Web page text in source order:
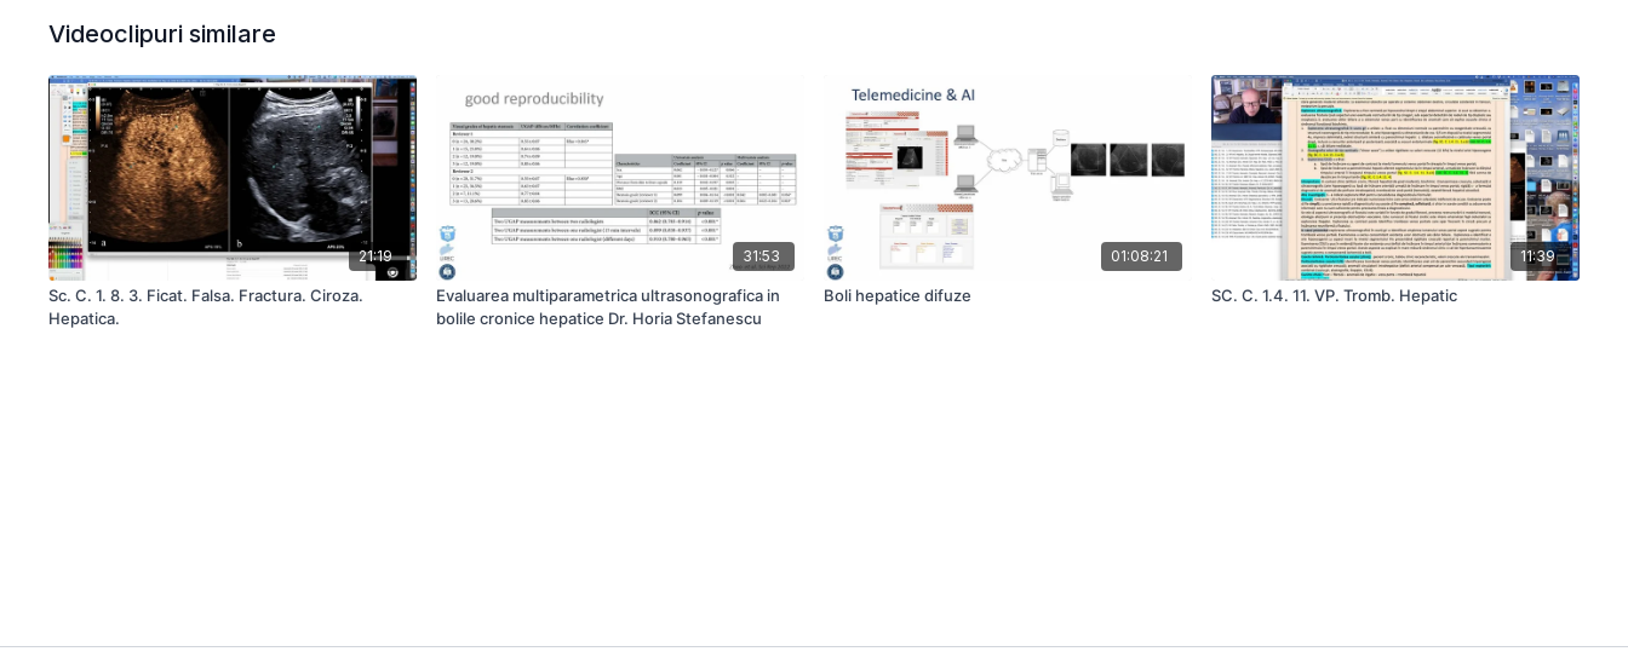
Videoclipuri similare
21:19
Sc. C. 1. 8. 3. Ficat. Falsa. Fractura. Ciroza.
Hepatica.
31:53
Evaluarea multiparametrica ultrasonografica in
bolile cronice hepatice Dr. Horia Stefanescu
01:08:21
Boli hepatice difuze
11:39
SC. C. 1.4. 11. VP. Tromb. Hepatic